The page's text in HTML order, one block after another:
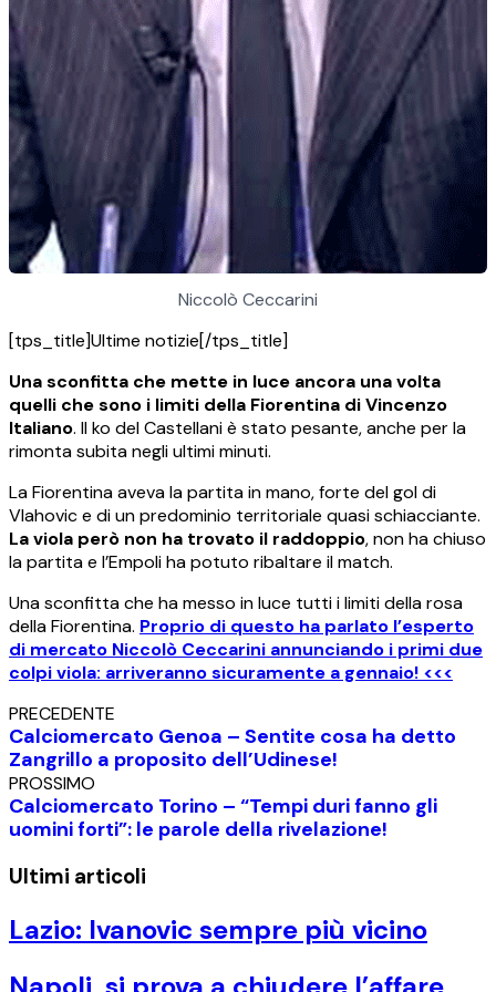
Niccolò Ceccarini
[tps_title]Ultime notizie[/tps_title]
Una sconfitta che mette in luce ancora una volta
quelli che sono i limiti della Fiorentina di Vincenzo
Italiano. Il ko del Castellani è stato pesante, anche per la
rimonta subita negli ultimi minuti.
La Fiorentina aveva la partita in mano, forte del gol di
Vlahovic e di un predominio territoriale quasi schiacciante.
La viola però non ha trovato il raddoppio, non ha chiuso
la partita e l’Empoli ha potuto ribaltare il match.
Una sconfitta che ha messo in luce tutti i limiti della rosa
della Fiorentina. Proprio di questo ha parlato l’esperto
di mercato Niccolò Ceccarini annunciando i primi due
colpi viola: arriveranno sicuramente a gennaio! <<<
PRECEDENTE
Calciomercato Genoa – Sentite cosa ha detto
Zangrillo a proposito dell’Udinese!
PROSSIMO
Calciomercato Torino – “Tempi duri fanno gli
uomini forti”: le parole della rivelazione!
Ultimi articoli
Lazio: Ivanovic sempre più vicino